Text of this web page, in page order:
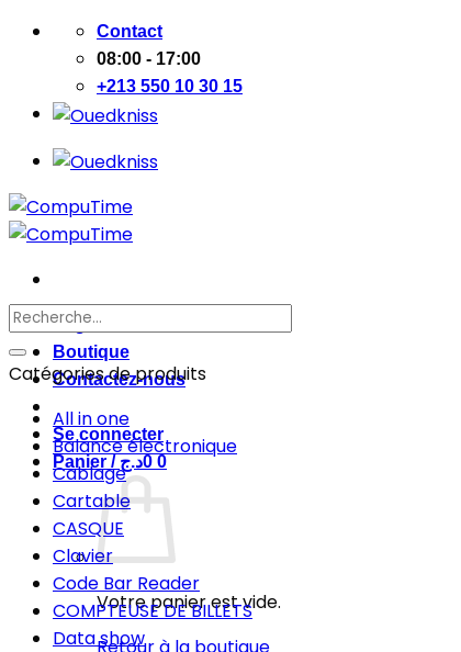
Passer
contenu
Contact
08:00 - 17:00
+213 550 10 30 15
Page d’accueil
Boutique
Contactez-nous
Se connecter
Panier /
0د.ج 0
Votre panier est vide.
Recherche
pour :
Catégories de produits
All in one
Balance électronique
Cablage
Cartable
CASQUE
Clavier
Code Bar Reader
COMPTEUSE DE BILLETS
Data show